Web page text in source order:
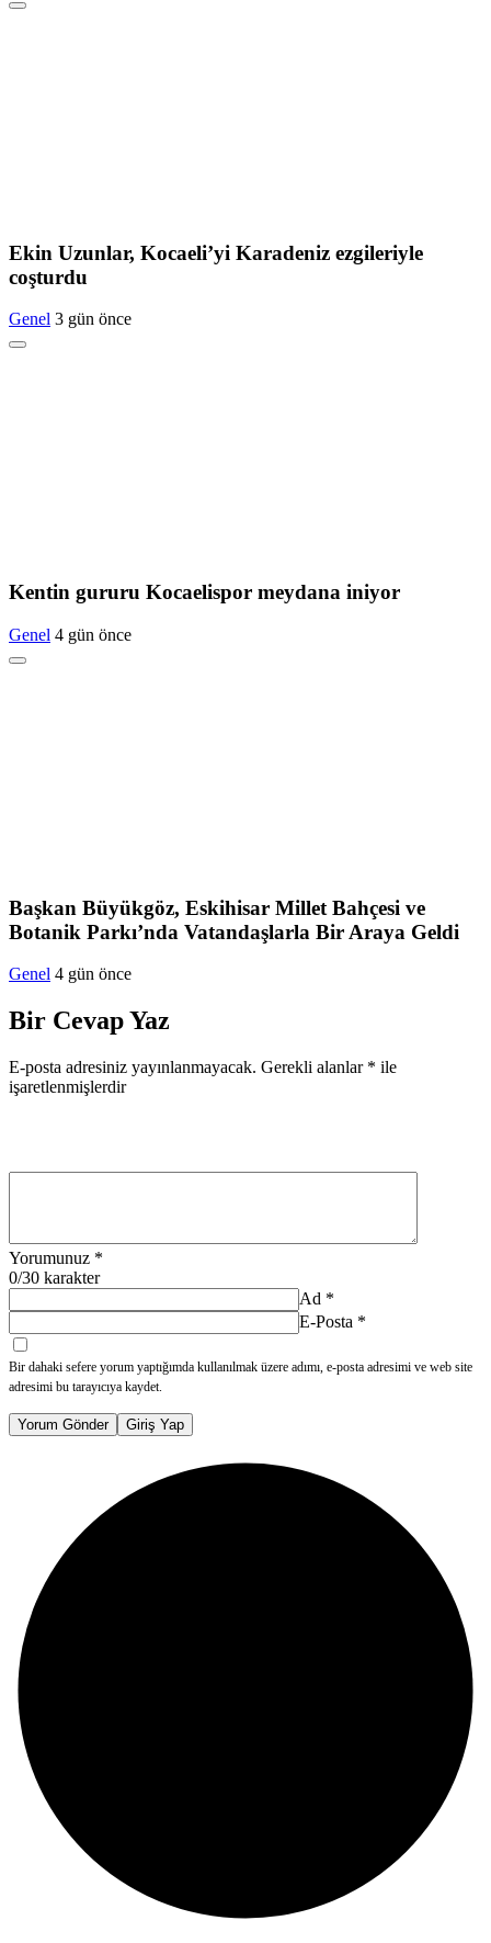
Ekin Uzunlar, Kocaeli’yi Karadeniz ezgileriyle
coşturdu
Genel 3 gün önce
Kentin gururu Kocaelispor meydana iniyor
Genel 4 gün önce
Başkan Büyükgöz, Eskihisar Millet Bahçesi ve
Botanik Parkı’nda Vatandaşlarla Bir Araya Geldi
Genel 4 gün önce
Bir Cevap Yaz
E-posta adresiniz yayınlanmayacak. Gerekli alanlar * ile
işaretlenmişlerdir
Yorumunuz *
0/30 karakter
Ad *
E-Posta *
Bir dahaki sefere yorum yaptığımda kullanılmak üzere adımı, e-posta adresimi ve web site
adresimi bu tarayıcıya kaydet.
Yorum Gönder Giriş Yap